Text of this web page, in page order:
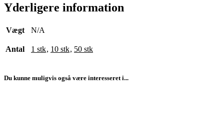
Yderligere information
Vægt N/A
Antal 1 stk, 10 stk, 50 stk
Du kunne muligvis også være interesseret i...